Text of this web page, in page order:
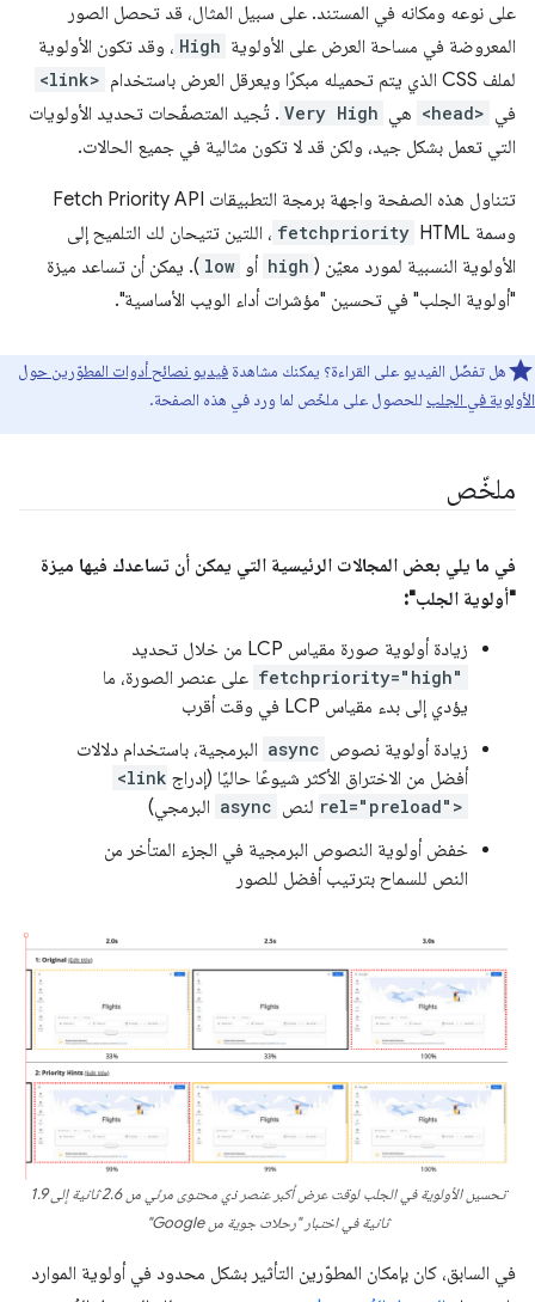
على نوعه ومكانه في المستند. على سبيل المثال، قد تحصل الصور
المعروضة في مساحة العرض على الأولوية High ، وقد تكون الأولوية
لملف CSS الذي يتم تحميله مبكرًا ويعرقل العرض باستخدام
<link>
في <head> هي Very High . تُجيد المتصفّحات تحديد الأولويات
التي تعمل بشكل جيد، ولكن قد لا تكون مثالية في جميع الحالات.
تتناول هذه الصفحة واجهة برمجة التطبيقات Fetch Priority API
وسمة HTML
fetchpriority ، اللتين تتيحان لك التلميح إلى
الأولوية النسبية لمورد معيّن ( high أو low ). يمكن أن تساعد ميزة
"أولوية الجلب" في تحسين "مؤشرات أداء الويب الأساسية".
هل تفضّل الفيديو على القراءة؟ يمكنك مشاهدة فيديو نصائح أدوات المطوّرين حول
الأولوية في الجلب للحصول على ملخّص لما ورد في هذه الصفحة.
ملخّص
في ما يلي بعض المجالات الرئيسية التي يمكن أن تساعدك فيها ميزة
"أولوية الجلب":
زيادة أولوية صورة مقياس LCP من خلال تحديد
fetchpriority="high" على عنصر الصورة، ما
يؤدي إلى بدء مقياس LCP في وقت أقرب
زيادة أولوية نصوص async البرمجية، باستخدام دلالات
أفضل من الاختراق الأكثر شيوعًا حاليًا (إدراج <link
rel="preload"> لنص async البرمجي)
خفض أولوية النصوص البرمجية في الجزء المتأخر من
النص للسماح بترتيب أفضل للصور
تحسين الأولوية في الجلب لوقت عرض أكبر عنصر ذي محتوى مرئي من 2.6 ثانية إلى 1.9
ثانية في اختبار "رحلات جوية من Google"
في السابق، كان بإمكان المطوّرين التأثير بشكل محدود في أولوية الموارد